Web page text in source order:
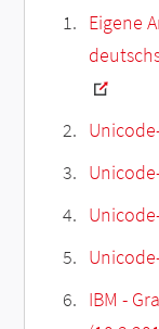
Eigene
IBM -